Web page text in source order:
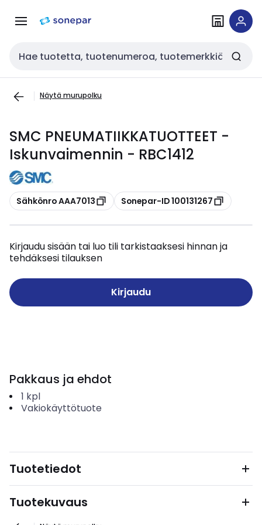
navigointiinsisältöön
Haku
Näytä murupolku
SMC PNEUMATIIKKATUOTTEET -
Iskunvaimennin - RBC1412
Kopioi
Sähkönro AAA7013 Kopioi
Sonepar-ID 100131267
Kirjaudu sisään tai luo tili tarkistaaksesi hinnan ja
tehdäksesi tilauksen
Kirjaudu
Pakkaus ja ehdot
1 kpl
Vakiokäyttötuote
Tuotetiedot
Tuotekuvaus